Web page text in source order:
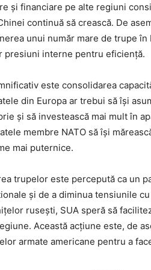
și financiare pe alte regiuni
continuă să crească. De
unui număr mare de trupe
presiuni interne pentru eficiență.
este consolidarea
din Europa ar trebui să își
și să investească mai mult în
membre NATO să își
mai puternice.
trupelor este percepută ca un
și de a diminua tensiunile
rusești, SUA speră să
Această acțiune este, de
armate americane pentru a